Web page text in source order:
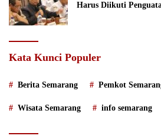
Harus Diikuti
Kata Kunci Populer
Berita Semarang Pemkot
Wisata Semarang info semarang